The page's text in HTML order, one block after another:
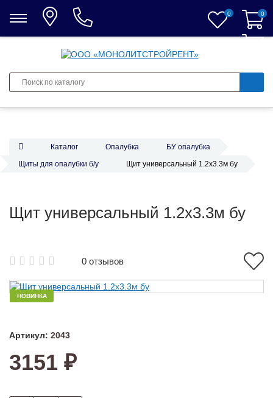
0 0
0
Каталог Опалубка
БУ опалубка
Щиты для опалубки б/у
Щит универсальный 1.2x3.3м бу
Щит универсальный 1.2x3.3м бу
0 отзывов
НОВИНКА
Артикул: 2043
3151 ₽